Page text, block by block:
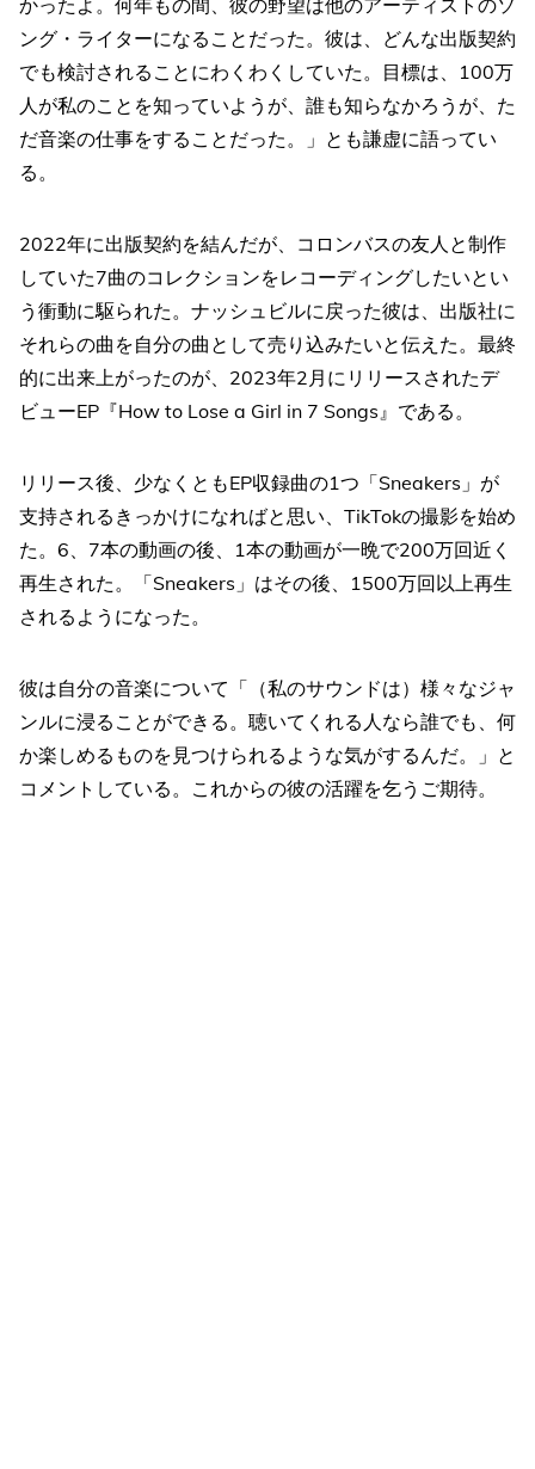
ング・ライターになることだった。彼は、どんな出版契約
でも検討されることにわくわくしていた。目標は、100万
人が私のことを知っていようが、誰も知らなかろうが、た
だ音楽の仕事をすることだった。」とも謙虚に語ってい
る。
2022年に出版契約を結んだが、コロンバスの友人と制作
していた7曲のコレクションをレコーディングしたいとい
う衝動に駆られた。ナッシュビルに戻った彼は、出版社に
それらの曲を自分の曲として売り込みたいと伝えた。最終
的に出来上がったのが、2023年2月にリリースされたデ
ビューEP『How to Lose a Girl in 7 Songs』である。
リリース後、少なくともEP収録曲の1つ「Sneakers」が
支持されるきっかけになればと思い、TikTokの撮影を始め
た。6、7本の動画の後、1本の動画が一晩で200万回近く
再生された。「Sneakers」はその後、1500万回以上再生
されるようになった。
彼は自分の音楽について「（私のサウンドは）様々なジャ
ンルに浸ることができる。聴いてくれる人なら誰でも、何
か楽しめるものを見つけられるような気がするんだ。」と
コメントしている。これからの彼の活躍を乞うご期待。